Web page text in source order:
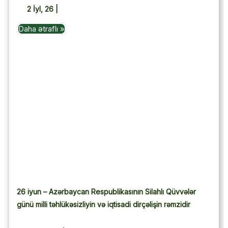
2 İyl, 26
Daha ətraflı »
26 iyun – Azərbaycan Respublikasının Silahlı Qüvvələr
günü milli təhlükəsizliyin və iqtisadi dirçəlişin rəmzidir